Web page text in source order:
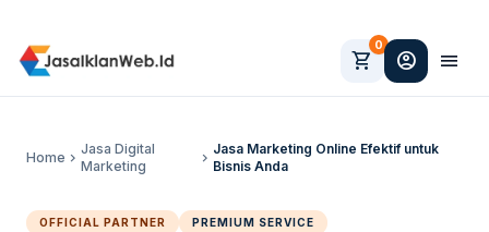
shopping_cart
0
account_circle menu
Home chevron_right
Jasa Digital
Marketing
chevron_right
Jasa Marketing Online Efektif untuk
Bisnis Anda
OFFICIAL PARTNER PREMIUM SERVICE